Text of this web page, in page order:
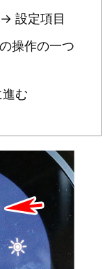
設定項目
操作の一つ
む